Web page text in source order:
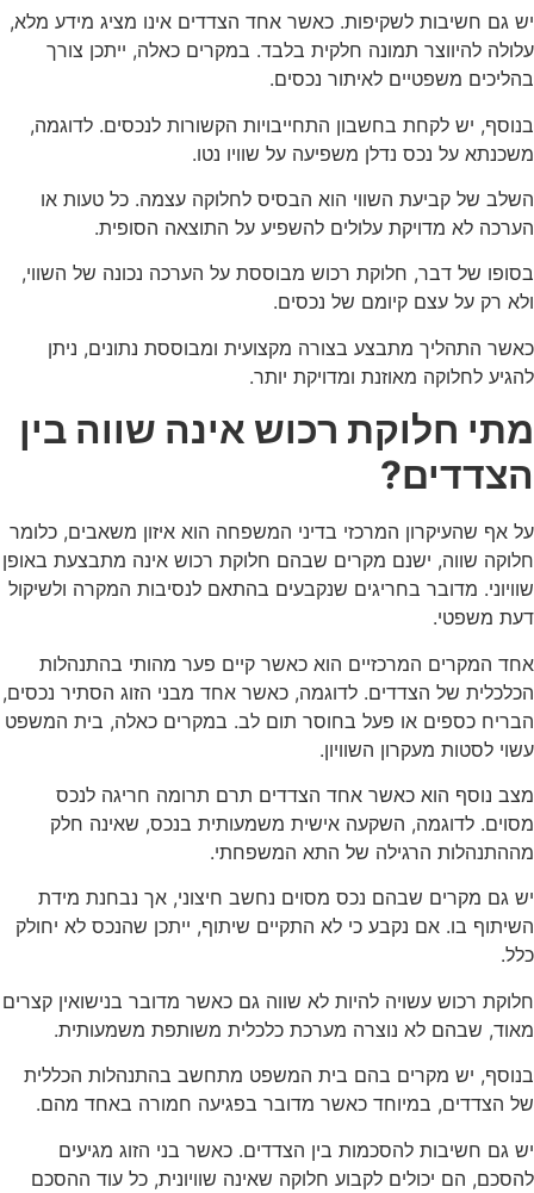
יש גם חשיבות לשקיפות. כאשר אחד הצדדים אינו מציג מידע מלא,
עלולה להיווצר תמונה חלקית בלבד. במקרים כאלה, ייתכן צורך
בהליכים משפטיים לאיתור נכסים.
בנוסף, יש לקחת בחשבון התחייבויות הקשורות לנכסים. לדוגמה,
משכנתא על נכס נדלן משפיעה על שוויו נטו.
השלב של קביעת השווי הוא הבסיס לחלוקה עצמה. כל טעות או
הערכה לא מדויקת עלולים להשפיע על התוצאה הסופית.
בסופו של דבר, חלוקת רכוש מבוססת על הערכה נכונה של השווי,
ולא רק על עצם קיומם של נכסים.
כאשר התהליך מתבצע בצורה מקצועית ומבוססת נתונים, ניתן
להגיע לחלוקה מאוזנת ומדויקת יותר.
מתי חלוקת רכוש אינה שווה בין
הצדדים?
על אף שהעיקרון המרכזי בדיני המשפחה הוא איזון משאבים, כלומר
חלוקה שווה, ישנם מקרים שבהם חלוקת רכוש אינה מתבצעת באופן
שוויוני. מדובר בחריגים שנקבעים בהתאם לנסיבות המקרה ולשיקול
דעת משפטי.
אחד המקרים המרכזיים הוא כאשר קיים פער מהותי בהתנהלות
הכלכלית של הצדדים. לדוגמה, כאשר אחד מבני הזוג הסתיר נכסים,
הבריח כספים או פעל בחוסר תום לב. במקרים כאלה, בית המשפט
עשוי לסטות מעקרון השוויון.
מצב נוסף הוא כאשר אחד הצדדים תרם תרומה חריגה לנכס
מסוים. לדוגמה, השקעה אישית משמעותית בנכס, שאינה חלק
מההתנהלות הרגילה של התא המשפחתי.
יש גם מקרים שבהם נכס מסוים נחשב חיצוני, אך נבחנת מידת
השיתוף בו. אם נקבע כי לא התקיים שיתוף, ייתכן שהנכס לא יחולק
כלל.
חלוקת רכוש עשויה להיות לא שווה גם כאשר מדובר בנישואין קצרים
מאוד, שבהם לא נוצרה מערכת כלכלית משותפת משמעותית.
בנוסף, יש מקרים בהם בית המשפט מתחשב בהתנהלות הכללית
של הצדדים, במיוחד כאשר מדובר בפגיעה חמורה באחד מהם.
יש גם חשיבות להסכמות בין הצדדים. כאשר בני הזוג מגיעים
להסכם, הם יכולים לקבוע חלוקה שאינה שוויונית, כל עוד ההסכם